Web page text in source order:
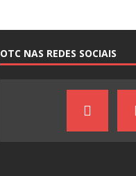
OTC NAS REDES SOCIAIS